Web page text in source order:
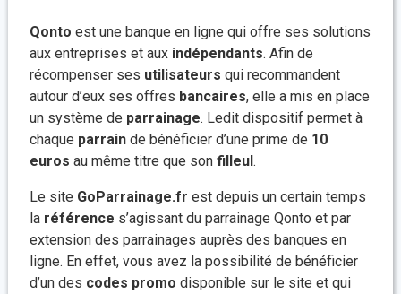
Qonto est une banque en ligne qui offre ses solutions
aux entreprises et aux indépendants. Afin de
récompenser ses utilisateurs qui recommandent
autour d’eux ses offres bancaires, elle a mis en place
un système de parrainage. Ledit dispositif permet à
chaque parrain de bénéficier d’une prime de 10
euros au même titre que son filleul.
Le site GoParrainage.fr est depuis un certain temps
la référence s’agissant du parrainage Qonto et par
extension des parrainages auprès des banques en
ligne. En effet, vous avez la possibilité de bénéficier
d’un des codes promo disponible sur le site et qui